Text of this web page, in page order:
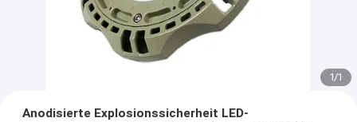
1/1
Anodisierte Explosionssicherheit LED-